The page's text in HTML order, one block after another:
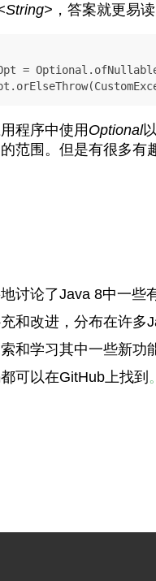
，答案就更易
程序中使用 Optional
范围。但是有很多有
讨论了Java 8中一些
和改进，分布在许多
和学习其中一些新功
可以在GitHub上找到